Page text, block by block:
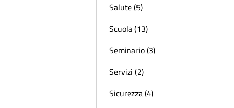
Salute (5)
Scuola (13)
Seminario (3)
Servizi (2)
Sicurezza (4)